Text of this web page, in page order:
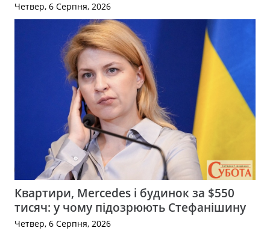
Четвер, 6 Серпня, 2026
Квартири, Mercedes і будинок за $550
тисяч: у чому підозрюють Стефанішину
Четвер, 6 Серпня, 2026